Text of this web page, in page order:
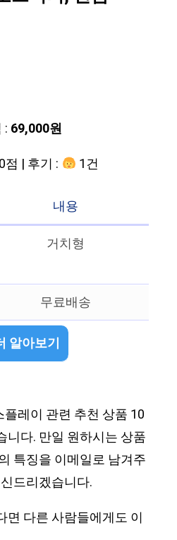
: 69,000원
| 후기 :
1건
내용
거치형
무료배송
알아보기
레이 관련 추천 상품 10
니다. 만일 원하시는 상품
특징을 이메일로 남겨주
드리겠습니다.
면 다른 사람들에게도 이